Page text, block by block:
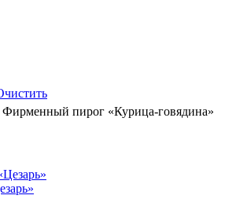
Фирменный пирог «Курица-говядина»